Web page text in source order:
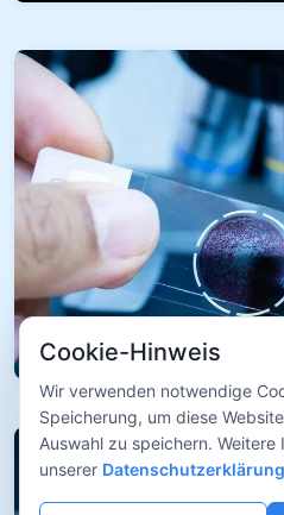
Cookie-Hinweis
Wir verwenden notwendige
Speicherung, um diese
Auswahl zu speichern.
unserer Datenschutzerklärung